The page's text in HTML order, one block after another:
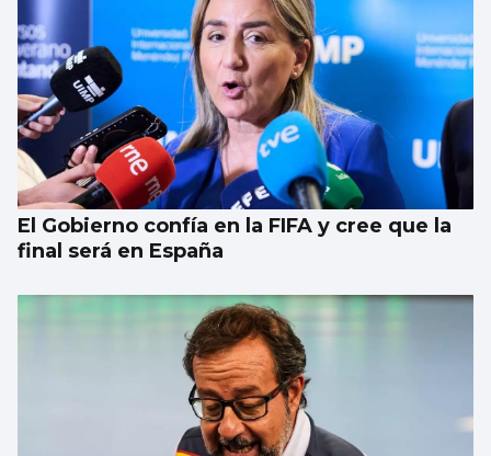
El Gobierno confía en la FIFA y cree que la
final será en España